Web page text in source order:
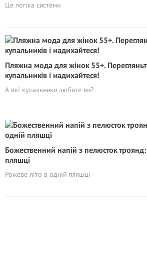
Це логіка системи
Пляжна мода для жінок 55+.
купальників і надихайтеся!
А які купальники любите ви?
Божественний напій з пелюсток
пляшці
Рожеве літо в одній пляшці